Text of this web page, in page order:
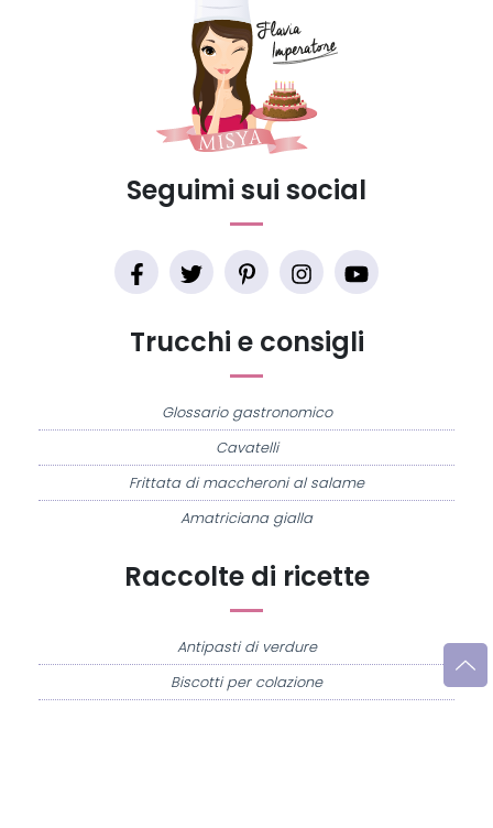
Raccolte di ricette
Antipasti di verdure
Biscotti per colazione
Trucchi e consigli
Glossario gastronomico
Cavatelli
Frittata di maccheroni al salame
Amatriciana gialla
Seguimi sui social